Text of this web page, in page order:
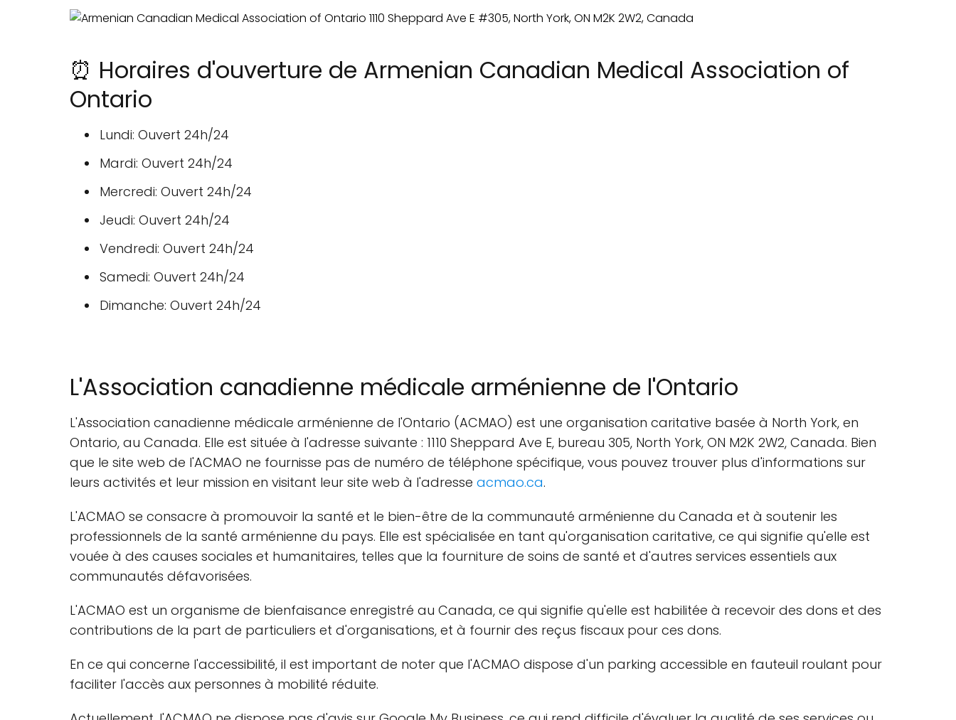
⏰ Horaires d'ouverture de Armenian Canadian Medical Association of
Ontario
Lundi: Ouvert 24h/24
Mardi: Ouvert 24h/24
Mercredi: Ouvert 24h/24
Jeudi: Ouvert 24h/24
Vendredi: Ouvert 24h/24
Samedi: Ouvert 24h/24
Dimanche: Ouvert 24h/24
L'Association canadienne médicale arménienne de l'Ontario
L'Association canadienne médicale arménienne de l'Ontario (ACMAO) est une organisation caritative basée à North York, en
Ontario, au Canada. Elle est située à l'adresse suivante : 1110 Sheppard Ave E, bureau 305, North York, ON M2K 2W2, Canada. Bien
que le site web de l'ACMAO ne fournisse pas de numéro de téléphone spécifique, vous pouvez trouver plus d'informations sur
leurs activités et leur mission en visitant leur site web à l'adresse acmao.ca.
L'ACMAO se consacre à promouvoir la santé et le bien-être de la communauté arménienne du Canada et à soutenir les
professionnels de la santé arménienne du pays. Elle est spécialisée en tant qu'organisation caritative, ce qui signifie qu'elle est
vouée à des causes sociales et humanitaires, telles que la fourniture de soins de santé et d'autres services essentiels aux
communautés défavorisées.
L'ACMAO est un organisme de bienfaisance enregistré au Canada, ce qui signifie qu'elle est habilitée à recevoir des dons et des
contributions de la part de particuliers et d'organisations, et à fournir des reçus fiscaux pour ces dons.
En ce qui concerne l'accessibilité, il est important de noter que l'ACMAO dispose d'un parking accessible en fauteuil roulant pour
faciliter l'accès aux personnes à mobilité réduite.